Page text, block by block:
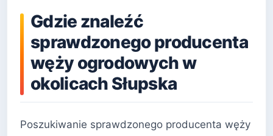
Gdzie znaleźć
sprawdzonego producenta
węży ogrodowych w
okolicach Słupska
Poszukiwanie sprawdzonego producenta węży